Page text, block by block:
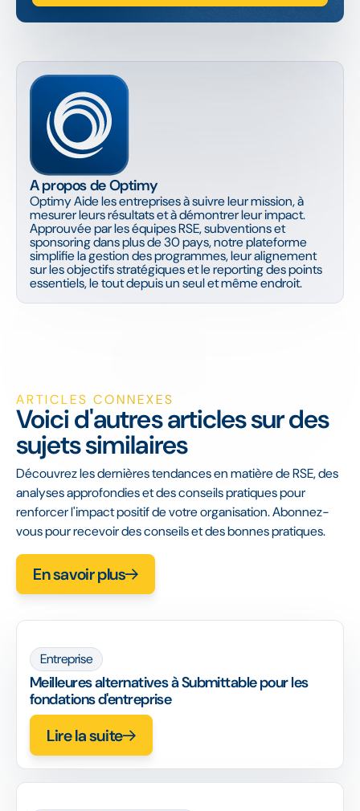
A propos de Optimy
Optimy Aide les entreprises à suivre leur mission, à
mesurer leurs résultats et à démontrer leur impact.
Approuvée par les équipes RSE, subventions et
sponsoring dans plus de 30 pays, notre plateforme
simplifie la gestion des programmes, leur alignement
sur les objectifs stratégiques et le reporting des points
essentiels, le tout depuis un seul et même endroit.
ARTICLES CONNEXES
Voici d'autres articles sur des
sujets similaires
Découvrez les dernières tendances en matière de RSE, des
analyses approfondies et des conseils pratiques pour
renforcer l'impact positif de votre organisation. Abonnez-
vous pour recevoir des conseils et des bonnes pratiques.
En savoir plus
Entreprise
Meilleures alternatives à Submittable pour les
fondations d'entreprise
Lire la suite